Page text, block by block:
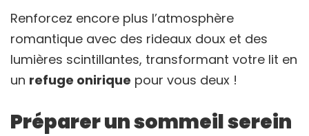
Renforcez encore plus l’atmosphère
romantique avec des rideaux doux et des
lumières scintillantes, transformant votre lit en
un refuge onirique pour vous deux !
Préparer un sommeil serein